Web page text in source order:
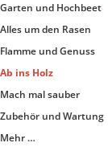
Garten und Hochbeet
Alles um den Rasen
Flamme und Genuss
Ab ins Holz
Mach mal sauber
Zubehör und Wartung
Mehr …